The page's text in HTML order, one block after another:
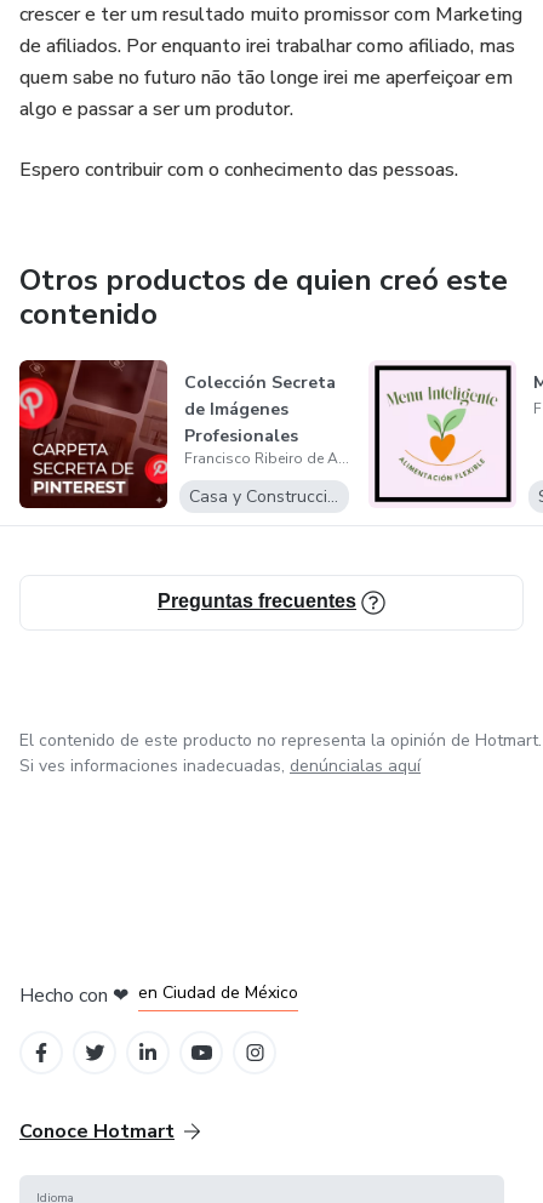
crescer e ter um resultado muito promissor com Marketing
de afiliados. Por enquanto irei trabalhar como afiliado, mas
quem sabe no futuro não tão longe irei me aperfeiçoar em
algo e passar a ser um produtor.
Espero contribuir com o conhecimento das pessoas.
Otros productos de quien creó este
contenido
Colección Secreta
de Imágenes
Profesionales
(Pinterest Curad...Francisco Ribeiro de Araujo Junior
Casa y Construcción
Preguntas frecuentes
El contenido de este producto no representa la opinión de Hotmart.
Si ves informaciones inadecuadas, denúncialas aquí
Hecho con ❤ en Ciudad de México
Conoce Hotmart
Idioma